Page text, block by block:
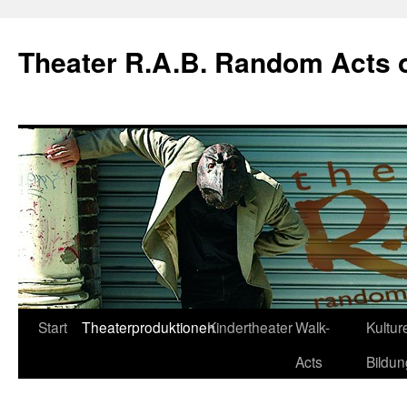
Theater R.A.B. Random Acts
Zum
Start TheaterproduktionenKindertheaterWalk-
Acts